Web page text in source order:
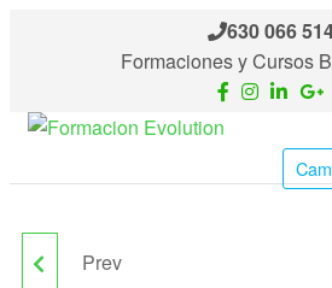
630 066
Formaciones y Cursos
Cursos
ESPECIALISTA TIC EN
Prev